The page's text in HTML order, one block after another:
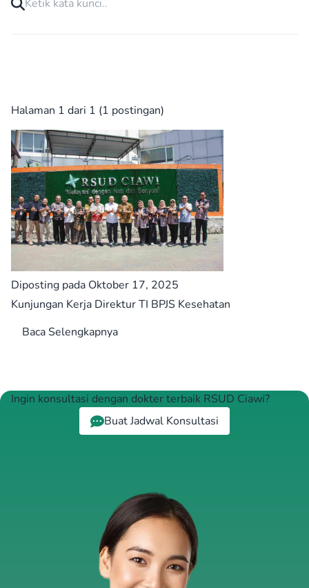
Halaman 1 dari 1 (1 postingan)
Diposting pada Oktober 17, 2025
Kunjungan Kerja Direktur TI BPJS Kesehatan
Baca Selengkapnya
Ingin konsultasi dengan dokter terbaik RSUD Ciawi?
Buat Jadwal Konsultasi